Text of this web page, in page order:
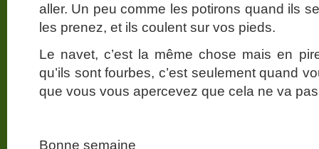
aller. Un peu comme les potirons quand ils
les prenez, et ils coulent sur vos pieds.
Le navet, c’est la même chose mais en
qu’ils sont fourbes, c’est seulement quand
que vous vous apercevez que cela ne va
Bonne semaine